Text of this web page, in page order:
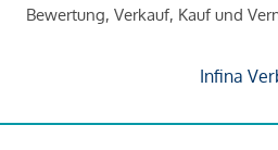
Bewertung, Verkauf, Kauf und
Infina